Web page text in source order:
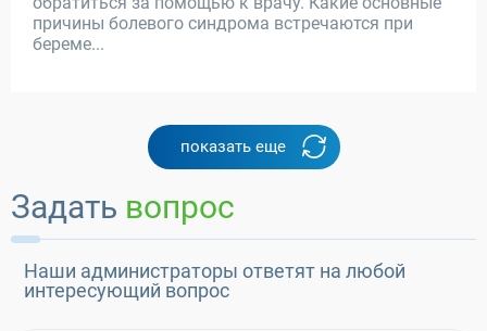
причины болевого синдрома встречаются при
береме...
показать еще
Задать вопрос
Наши администраторы ответят на любой
интересующий вопрос